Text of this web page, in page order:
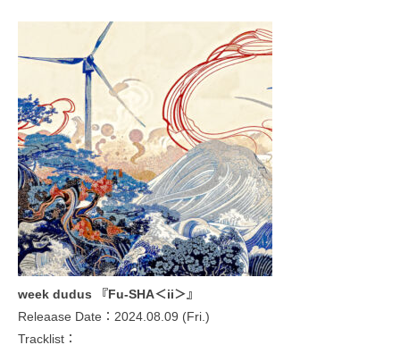
week dudus 『Fu-SHA＜ii＞』
Releaase Date：2024.08.09 (Fri.)
Tracklist：